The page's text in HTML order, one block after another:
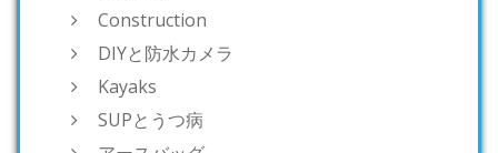
Construction
DIYと防水カメラ
Kayaks
SUPとうつ病